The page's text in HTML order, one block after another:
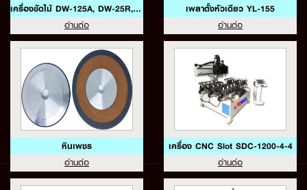
เครื่องขัดไม้ DW-125A, DW-25R, DW51RP
อ่านต่อ
เพลาตั้งหัวเดียว YL-155
อ่านต่อ
หินเพชร
อ่านต่อ
เครื่อง CNC Slot SDC-1200-4-4
อ่านต่อ